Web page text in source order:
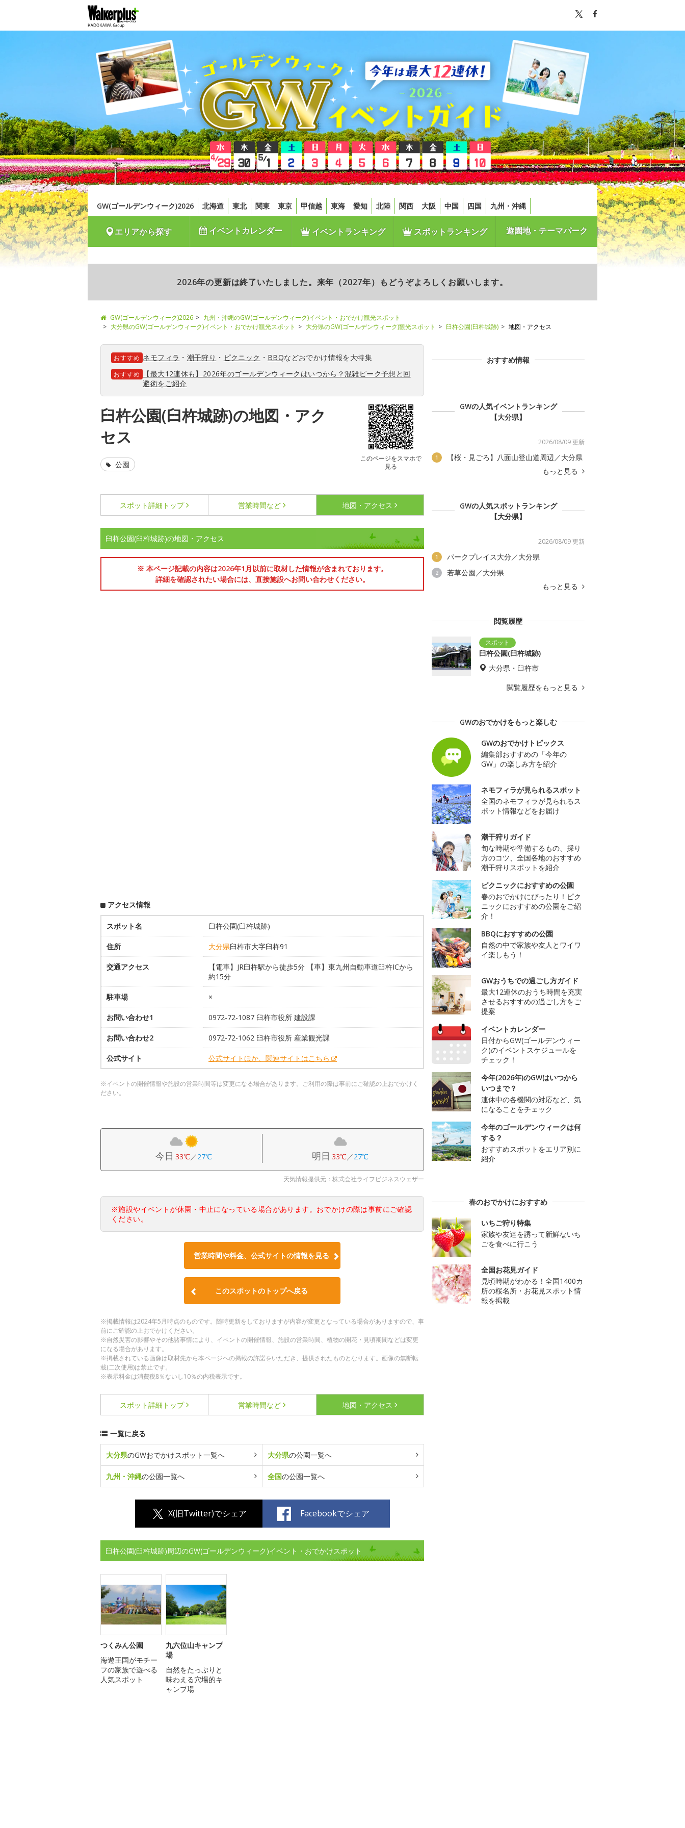
GW(ゴールデンウィーク)2026 北海道 東北 関東 東京 甲信越 東海 愛知 北陸 関西 大阪 中国 四国 九州・沖縄
エリアから探す イベントカレンダー イベントランキング スポットランキング 遊園地・テーマパーク
2026年の更新は終了いたしました。来年（2027年）もどうぞよろしくお願いします。
GW(ゴールデンウィーク)2026
九州・沖縄のGW(ゴールデンウィーク)イベント・おでかけ観光スポット
大分県のGW(ゴールデンウィーク)イベント・おでかけ観光スポット
大分県のGW(ゴールデンウィーク)観光スポット 臼杵公園(臼杵城跡) 地図・アクセス
おすすめ ネモフィラ ・ 潮干狩り ・ ピクニック ・ BBQなどおでかけ情報を大特集
おすすめ
【最大12連休も】2026年のゴールデンウィークはいつから？混雑ピーク予想と回
避術をご紹介
臼杵公園(臼杵城跡)の地図・アク
セス
このページをスマホで
見る
公園
スポット詳細 トップ 営業時間など 地図・アクセス
臼杵公園(臼杵城跡)の地図・アクセス
※ 本ページ記載の内容は2026年1月以前に取材した情報が含まれております。
詳細を確認されたい場合には、直接施設へお問い合わせください。
アクセス情報
スポット名 臼杵公園(臼杵城跡)
住所 大分県臼杵市大字臼杵91
交通アクセス
【電車】JR臼杵駅から徒歩5分 【車】東九州自動車道臼杵ICから
約15分
駐車場 ×
お問い合わせ1 0972-72-1087 臼杵市役所 建設課
お問い合わせ2 0972-72-1062 臼杵市役所 産業観光課
公式サイト 公式サイトほか、関連サイトはこちら
※イベントの開催情報や施設の営業時間等は変更になる場合があります。ご利用の際は事前にご確認の上おでかけく
ださい。
今日 33℃／27℃ 明日 33℃／27℃
天気情報提供元：株式会社ライフビジネスウェザー
※施設やイベントが休園・中止になっている場合があります。おでかけの際は事前にご確認
ください。
営業時間や料金、公式サイトの情報を見る
このスポットのトップへ戻る
※掲載情報は2024年5月時点のものです。随時更新をしておりますが内容が変更となっている場合がありますので、事
前にご確認の上おでかけください。
※自然災害の影響やその他諸事情により、イベントの開催情報、施設の営業時間、植物の開花・見頃期間などは変更
になる場合があります。
※掲載されている画像は取材先から本ページへの掲載の許諾をいただき、提供されたものとなります。画像の無断転
載(二次使用)は禁止です。
※表示料金は消費税8％ないし10％の内税表示です。
スポット詳細 トップ 営業時間など 地図・アクセス
一覧に戻る
大分県のGWおでかけスポット一覧へ 大分県の公園一覧へ
九州・沖縄の公園一覧へ 全国の公園一覧へ
X(旧Twitter)でシェア Facebookでシェア
臼杵公園(臼杵城跡)周辺のGW(ゴールデンウィーク)イベント・おでかけスポット
つくみん公園
海遊王国がモチー
フの家族で遊べる
人気スポット
九六位山キャンプ
場
自然をたっぷりと
味わえる穴場的キ
ャンプ場
おすすめ情報
GWの人気イベントランキング
【大分県】
2026/08/09 更新
1
【桜・見ごろ】八面山登山道周辺／大分県
もっと見る
GWの人気スポットランキング
【大分県】
2026/08/09 更新
1 パークプレイス大分／大分県
2
若草公園／大分県
もっと見る
閲覧履歴
臼杵公園(臼杵城跡)
大分県・臼杵市
閲覧履歴をもっと見る
GWのおでかけをもっと楽しむ
GWのおでかけトピックス
編集部おすすめの「今年の
GW」の楽しみ方を紹介
ネモフィラが見られるスポット
全国のネモフィラが見られるス
ポット情報などをお届け
潮干狩りガイド
旬な時期や準備するもの、採り
方のコツ、全国各地のおすすめ
潮干狩りスポットを紹介
ピクニックにおすすめの公園
春のおでかけにぴったり！ピク
ニックにおすすめの公園をご紹
介！
BBQにおすすめの公園
自然の中で家族や友人とワイワ
イ楽しもう！
GWおうちでの過ごし方ガイド
最大12連休のおうち時間を充実
させるおすすめの過ごし方をご
提案
イベントカレンダー
日付からGW(ゴールデンウィー
ク)のイベントスケジュールを
チェック！
今年(2026年)のGWはいつから
いつまで？
連休中の各機関の対応など、気
になることをチェック
今年のゴールデンウィークは何
する？
おすすめスポットをエリア別に
紹介
春のおでかけにおすすめ
いちご狩り特集
家族や友達を誘って新鮮ないち
ごを食べに行こう
全国お花見ガイド
見頃時期がわかる！全国1400カ
所の桜名所・お花見スポット情
報を掲載